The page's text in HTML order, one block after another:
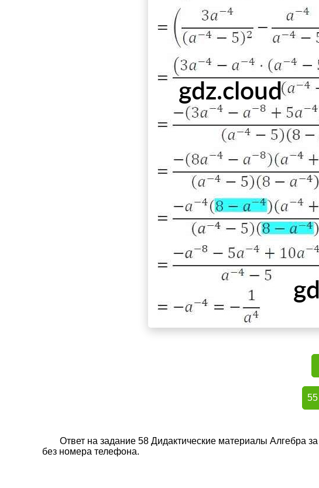
55
Ответ на задание 58 Дидактические материалы Алгебра
без номера телефона.